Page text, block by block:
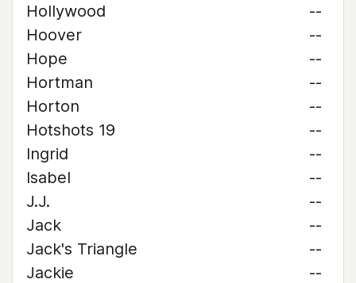
Hollywood
--
Hoover
--
Hope
--
Hortman
--
Horton
--
Hotshots 19
--
Ingrid
--
Isabel
--
J.J.
--
Jack
--
Jack's Triangle
--
Jackie
--